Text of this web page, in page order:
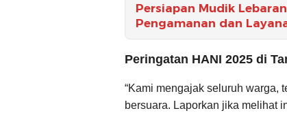
Persiapan Mudik
Pengamanan dan
Peringatan HANI 2025 di
“Kami mengajak seluruh warga,
bersuara. Laporkan jika melihat